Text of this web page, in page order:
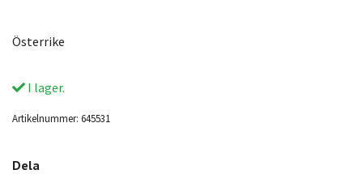
Österrike
I lager.
Artikelnummer: 645531
Dela